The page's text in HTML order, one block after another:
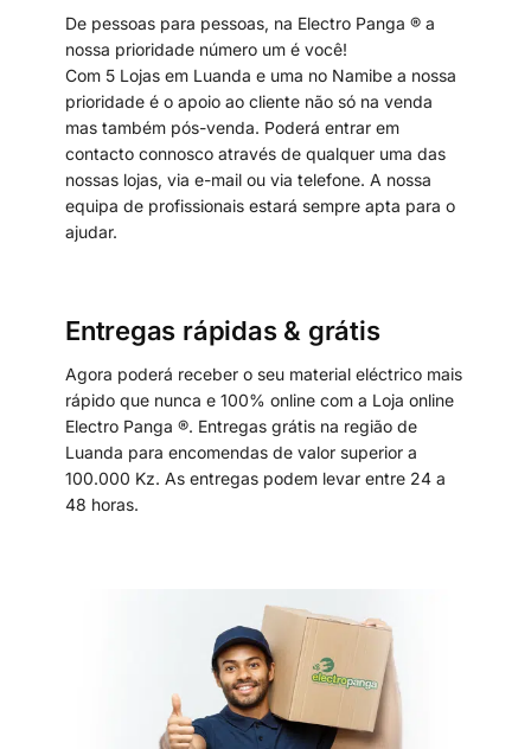
De pessoas para pessoas, na Electro Panga ® a
nossa prioridade número um é você!
Com 5 Lojas em Luanda e uma no Namibe a nossa
prioridade é o apoio ao cliente não só na venda
mas também pós-venda. Poderá entrar em
contacto connosco através de qualquer uma das
nossas lojas, via e-mail ou via telefone. A nossa
equipa de profissionais estará sempre apta para o
ajudar.
Entregas rápidas & grátis
Agora poderá receber o seu material eléctrico mais
rápido que nunca e 100% online com a Loja online
Electro Panga ®. Entregas grátis na região de
Luanda para encomendas de valor superior a
100.000 Kz. As entregas podem levar entre 24 a
48 horas.